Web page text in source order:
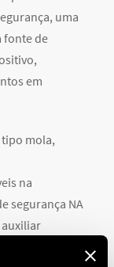
uma
fonte de
em
mola,
na
segurança NA
auxiliar